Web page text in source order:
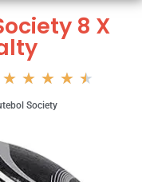
8 X
★ ★ ★ ★ ★
Society